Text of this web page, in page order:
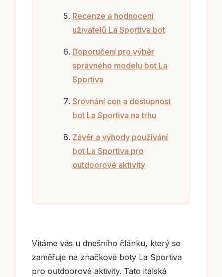
Recenze a hodnocení
uživatelů La Sportiva bot
Doporučení pro výběr
správného modelu bot La
Sportiva
Srovnání cen a dostupnost
bot La Sportiva na trhu
Závěr a výhody používání
bot La Sportiva pro
outdoorové aktivity
Vítáme vás u dnešního článku, který se
zaměřuje na značkové boty La Sportiva
pro outdoorové aktivity. Tato italská